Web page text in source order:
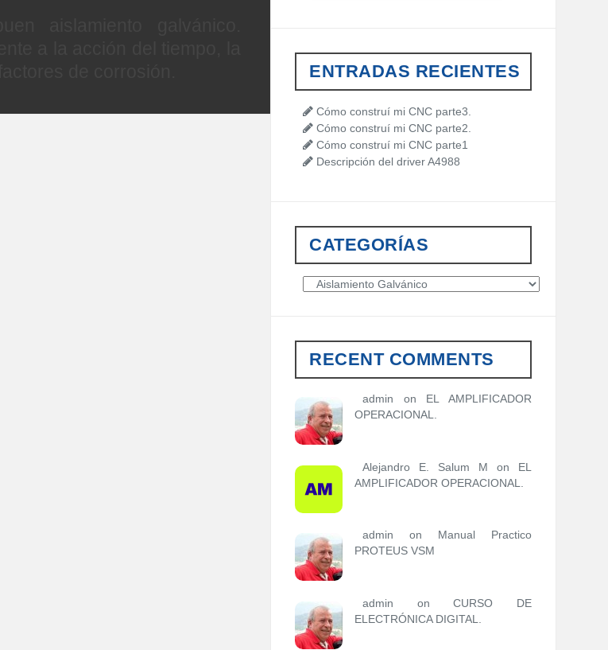
h
f
o
r
:
ENTRADAS RECIENTES
Cómo construí mi CNC parte3.
Cómo construí mi CNC parte2.
Cómo construí mi CNC parte1
Descripción del driver A4988
CATEGORÍAS
C
r
a
s
RECENT COMMENTS
admin on EL AMPLIFICADOR
OPERACIONAL.
Alejandro E. Salum M on EL
AMPLIFICADOR OPERACIONAL.
admin on Manual Practico
PROTEUS VSM
admin onCURSO DE
ELECTRÓNICA DIGITAL.